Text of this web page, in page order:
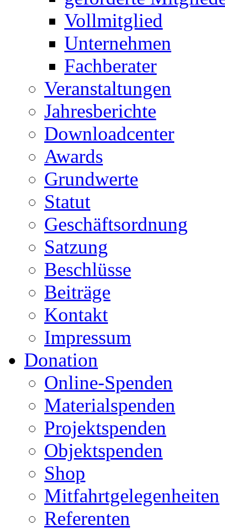
Vollmitglied
Unternehmen
Fachberater
Veranstaltungen
Jahresberichte
Downloadcenter
Awards
Grundwerte
Statut
Geschäftsordnung
Satzung
Beschlüsse
Beiträge
Kontakt
Impressum
Donation
Online-Spenden
Materialspenden
Projektspenden
Objektspenden
Shop
Mitfahrtgelegenheiten
Referenten